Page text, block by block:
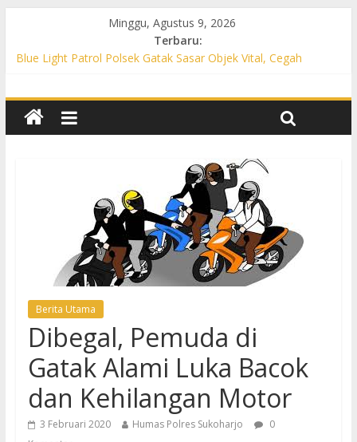
Minggu, Agustus 9, 2026
Terbaru:
Blue Light Patrol Polsek Gatak Sasar Objek Vital, Cegah
Permukiman, Antisipasi 3C dan Gangguan Kamtibmas
Patroli KRYD Polsek Baki Sisir Titik Rawan, Cegah 3C hingga
Patroli Blue Light Polsek Nguter Sasar Perbankan hingga
Permukiman, Antisipasi 3C dan Gangguan Kamtibmas
Blue Light Patrol Polsek Tawangsari Sisir Belasan Desa, Cegah
Kejahatan 3C dan Gangguan Kamtibmas
Berita Utama
Dibegal, Pemuda di
Gatak Alami Luka Bacok
dan Kehilangan Motor
3 Februari 2020 Humas Polres Sukoharjo
0